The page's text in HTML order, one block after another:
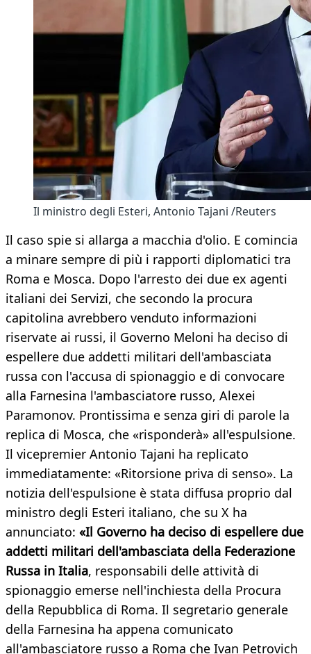
Il ministro degli Esteri, Antonio Tajani /Reuters
Il caso spie si allarga a macchia d'olio. E comincia
a minare sempre di più i rapporti diplomatici tra
Roma e Mosca. Dopo l'arresto dei due ex agenti
italiani dei Servizi, che secondo la procura
capitolina avrebbero venduto informazioni
riservate ai russi, il Governo Meloni ha deciso di
espellere due addetti militari dell'ambasciata
russa con l'accusa di spionaggio e di convocare
alla Farnesina l'ambasciatore russo, Alexei
Paramonov. Prontissima e senza giri di parole la
replica di Mosca, che «risponderà» all'espulsione.
Il vicepremier Antonio Tajani ha replicato
immediatamente: «Ritorsione priva di senso». La
notizia dell'espulsione è stata diffusa proprio dal
ministro degli Esteri italiano, che su X ha
annunciato: «Il Governo ha deciso di espellere due
addetti militari dell'ambasciata della Federazione
Russa in Italia, responsabili delle attività di
spionaggio emerse nell'inchiesta della Procura
della Repubblica di Roma. Il segretario generale
della Farnesina ha appena comunicato
all'ambasciatore russo a Roma che Ivan Petrovich